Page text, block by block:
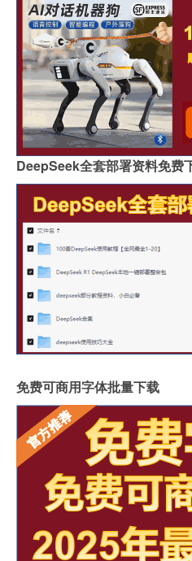
DeepSeek全套部署资料免费
免费可商用字体批量下载